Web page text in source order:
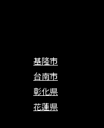
基隆市
台南市
彰化県
花蓮県